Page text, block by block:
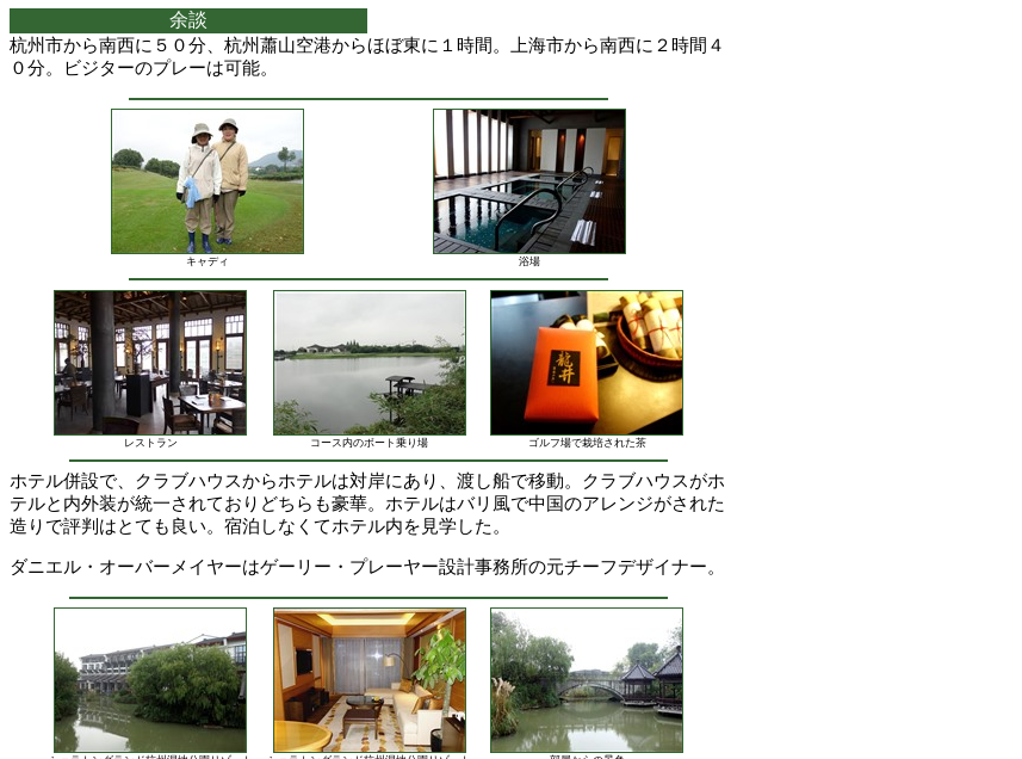
余談
杭州市から南西に５０分、杭州蕭山空港からほぼ東に１時間。上海市から南西に２時間４
０分。ビジターのプレーは可能。
キャディ 浴場
レストラン コース内のボート乗り場 ゴルフ場で栽培された茶
ホテル併設で、クラブハウスからホテルは対岸にあり、渡し船で移動。クラブハウスがホ
テルと内外装が統一されておりどちらも豪華。ホテルはバリ風で中国のアレンジがされた
造りで評判はとても良い。宿泊しなくてホテル内を見学した。
ダニエル・オーバーメイヤーはゲーリー・プレーヤー設計事務所の元チーフデザイナー。